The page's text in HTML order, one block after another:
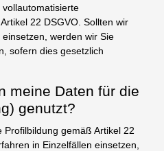
22 DSGVO. Sollten wir
werden wir Sie
sofern dies gesetzlich
meine Daten für die
genutzt?
gemäß Artikel 22
in Einzelfällen einsetzen,